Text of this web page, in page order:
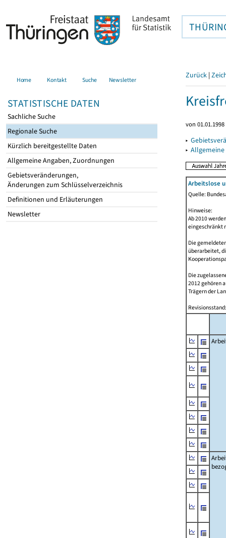
Home Kontakt Suche Newsletter
STATISTISCHE DATEN
Sachliche Suche
Regionale Suche
Kürzlich bereitgestellte Daten
Allgemeine Angaben, Zuordnungen
Gebietsveränderungen,
Änderungen zum Schlüsselverzeichnis
Definitionen und Erläuterungen
Newsletter
Zurück |
von
▸
▸
Arbeitslose
Quelle:
Hinweise:
Ab 2010
eingeschränkt
Die
überarbeitet,
Die
2012 gehören
Trägern der